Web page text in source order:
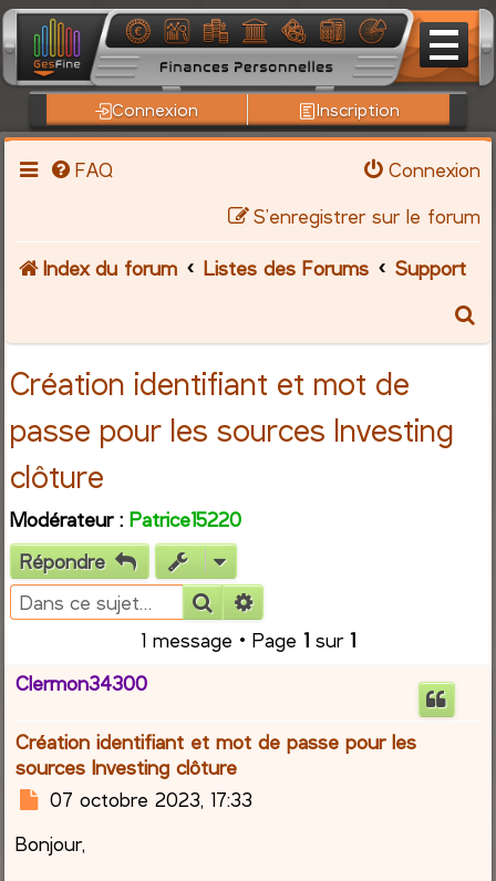
Connexion Inscription
FAQ
Connexion
S’enregistrer sur le forum
Index du forum Listes des Forums
Support
Création identifiant et mot de
passe pour les sources Investing
clôture
Modérateur : Patrice15220
Répondre
Rechercher
1 message • Page 1 sur 1
Clermon34300
Création identifiant et mot de passe pour les
sources Investing clôture
M
s
07 octobre 2023, 17:33
Bonjour,